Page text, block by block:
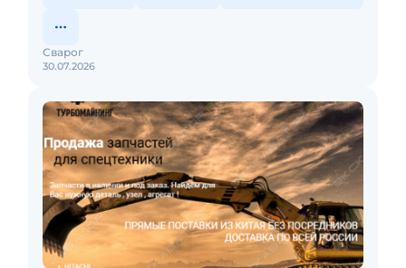
30.07.2026
Сварог